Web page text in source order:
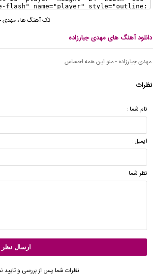
تک آهنگ ها،مهدی
دانلود آهنگ های مهدی جبارزاده
مهدی جبارزاده - منو این همه احساس
نظرات
نام شما :
ایمیل :
نظر شما:
نظرات شما پس از بررسی و